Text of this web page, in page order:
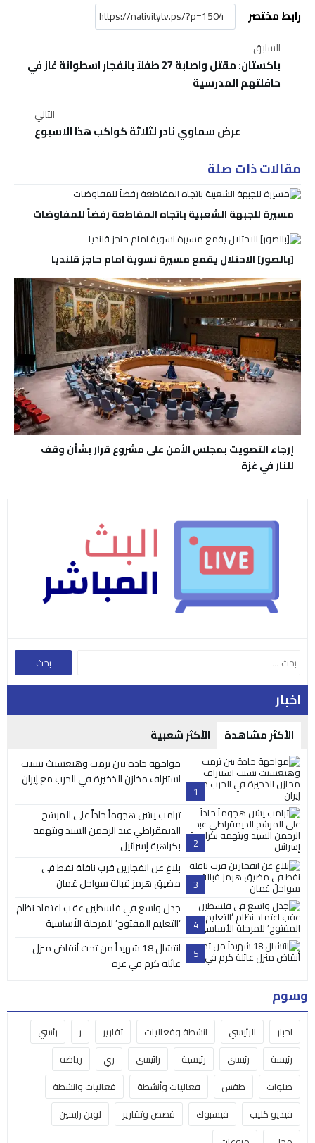
رابط مختصر
السابق
باكستان: مقتل واصابة 27 طفلاً بانفجار اسطوانة غاز في
حافلتهم المدرسية
التالي
عرض سماوي نادر لثلاثة كواكب هذا الاسبوع
مقالات ذات صلة
مسيرة للجبهة الشعبية باتجاه المقاطعة رفضاً للمفاوضات
[بالصور] الاحتلال يقمع مسيرة نسوية امام حاجز قلنديا
إرجاء التصويت بمجلس الأمن على مشروع قرار بشأن وقف
للنار في غزة
اخبار
الأكثر مشاهدة الأكثر شعبية
1
مواجهة حادة بين ترمب وهيغسيث بسبب
استنزاف مخازن الذخيرة في الحرب مع إيران
2
ترامب يشن هجوماً حاداً على المرشح
الديمقراطي عبد الرحمن السيد ويتهمه
بكراهية إسرائيل
3
بلاغ عن انفجارين قرب ناقلة نفط في
مضيق هرمز قبالة سواحل عُمان
4
جدل واسع في فلسطين عقب اعتماد نظام
‘التعليم المفتوح’ للمرحلة الأساسية
5
انتشال 18 شهيداً من تحت أنقاض منزل
عائلة كرم في غزة
وسوم
اخبار الرئيسي انشطة وفعاليات تقارير ر
رئسي
رئيسة
رئيسي رئيسية رائيسي ري
رياضه
صلوات
طقس فعاليات وأنشطة
فعاليات وانشطة
فيديو كليب
فيسبوك قصص وتقارير
لوين رايحين